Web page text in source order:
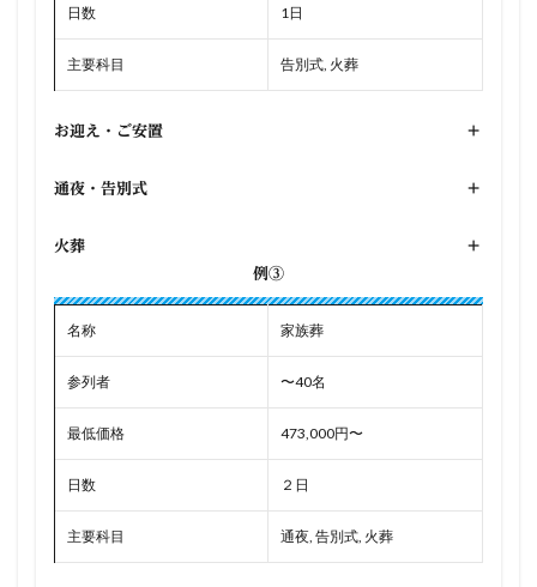
日数 1日
主要科目 告別式, 火葬
お迎え・ご安置 +
通夜・告別式 +
火葬
+
例③
名称 家族葬
参列者 〜40名
最低価格 473,000円〜
日数 ２日
主要科目 通夜, 告別式, 火葬